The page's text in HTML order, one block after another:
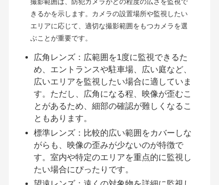
撮影範囲は、防犯カメラがどの程度の広さを監視で
きるかを示します。カメラの設置場所や監視したい
エリアに応じて、適切な撮影範囲をもつカメラを選
ぶことが重要です。
広角レンズ：広範囲を1度に監視できるた
め、エントランスや駐車場、広い庭など、
広いエリアを監視したい場合に適していま
す。ただし、広角になる程、映像が歪むこ
とがあるため、細部の確認が難しくなるこ
ともあります。
標準レンズ：比較的広い範囲をカバーしな
がらも、映像の歪みが少ないのが特徴で
す。室内や特定のエリアを重点的に監視し
たい場合にぴったりです。